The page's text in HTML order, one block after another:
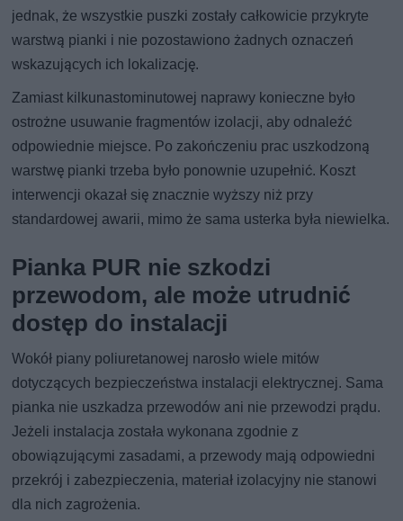
jednak, że wszystkie puszki zostały całkowicie przykryte
warstwą pianki i nie pozostawiono żadnych oznaczeń
wskazujących ich lokalizację.
Zamiast kilkunastominutowej naprawy konieczne było
ostrożne usuwanie fragmentów izolacji, aby odnaleźć
odpowiednie miejsce. Po zakończeniu prac uszkodzoną
warstwę pianki trzeba było ponownie uzupełnić. Koszt
interwencji okazał się znacznie wyższy niż przy
standardowej awarii, mimo że sama usterka była niewielka.
Pianka PUR nie szkodzi
przewodom, ale może utrudnić
dostęp do instalacji
Wokół piany poliuretanowej narosło wiele mitów
dotyczących bezpieczeństwa instalacji elektrycznej. Sama
pianka nie uszkadza przewodów ani nie przewodzi prądu.
Jeżeli instalacja została wykonana zgodnie z
obowiązującymi zasadami, a przewody mają odpowiedni
przekrój i zabezpieczenia, materiał izolacyjny nie stanowi
dla nich zagrożenia.